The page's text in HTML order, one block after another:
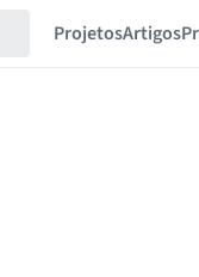
ProjetosArtigos